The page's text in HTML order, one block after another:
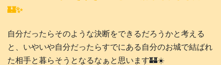
🏰✨
自分だったらそのような決断をできるだろうかと考える
と、いやいや自分だったらすでにある自分のお城で結ばれ
た相手と暮らそうとなるなぁと思います🏰☀️